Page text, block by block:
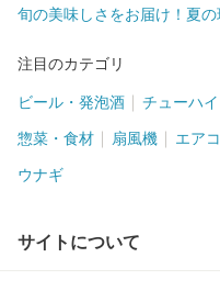
旬の美味しさをお届け！夏
注目のカテゴリ
ビール・発泡酒 チューハイ
惣菜・食材 扇風機 エア
ウナギ
サイトについて